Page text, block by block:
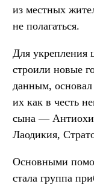
из местных
не полагаться.
Для укрепления
строили новые
данным,
их как в честь
сына —
Лаодикия,
Основными
стала группа